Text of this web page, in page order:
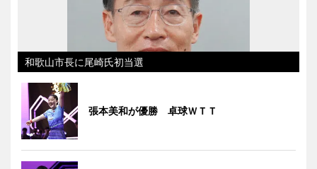
和歌山市長に尾崎氏初当選
張本美和が優勝 卓球ＷＴＴ